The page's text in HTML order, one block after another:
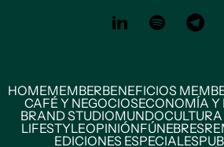
HOMEMEMBERBENEFICIOS
CAFÉ Y NEGOCIOSECONOMÍA Y
BRAND STUDIOMUNDO
LIFESTYLEOPINIÓNFÚNEBRES
EDICIONES ESPECIALES